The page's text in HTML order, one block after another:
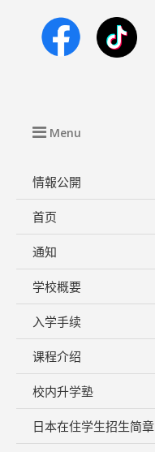
Menu
情報公開
首页
通知
学校概要
入学手续
课程介绍
校内升学塾
日本在住学生招生简章